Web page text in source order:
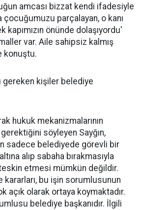
amcası bizzat kendi ifadesiyle
çocuğumuzu parçalayan, o kanı
kapımızın önünde dolaşıyordu'
var. Aile sahipsiz kalmış
konuştu.
gereken kişiler belediye
hukuk mekanizmalarının
söyleyen Sayğın,
sadece belediyede görevli bir
alıp sabaha bırakmasıyla
etmesi mümkün değildir.
kararları, bu işin sorumlusunun
açık olarak ortaya koymaktadır.
belediye başkanıdır. İlgili